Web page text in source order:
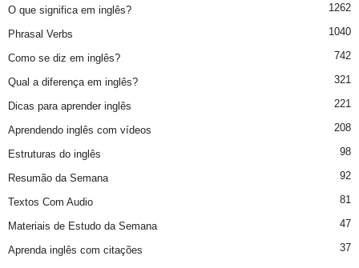
O que significa em inglês? 1262
Phrasal Verbs 1040
Como se diz em inglês? 742
Qual a diferença em inglês? 321
Dicas para aprender inglês 221
Aprendendo inglês com vídeos 208
Estruturas do inglês 98
Resumão da Semana 92
Textos Com Audio 81
Materiais de Estudo da Semana 47
Aprenda inglês com citações 37